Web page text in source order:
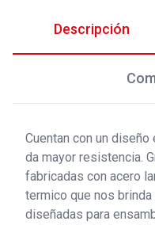
Descripción
Cuentan con un
da mayor resistencia.
fabricadas con acero
termico que nos brinda
diseñadas para